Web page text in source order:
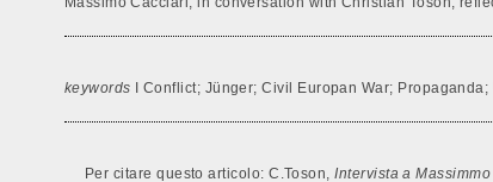
keywords I Conflict; Jünger; Civil Europan War; Propaganda;
Per citare questo articolo: C.Toson,Intervista a